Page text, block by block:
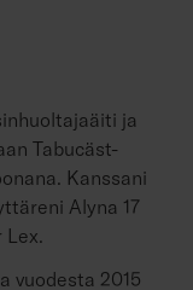
ja
Tabucäst-
Kanssani
Alyna 17
Lex.
vuodesta 2015